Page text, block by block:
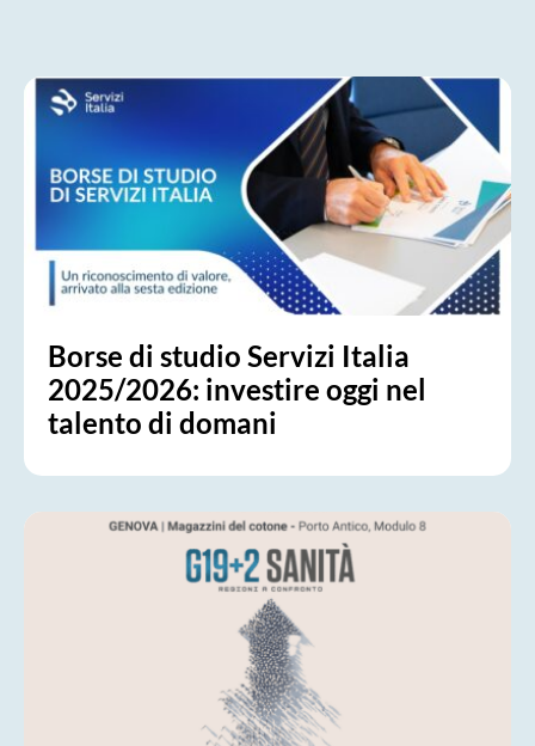
Borse di studio Servizi Italia
2025/2026: investire oggi nel
talento di domani